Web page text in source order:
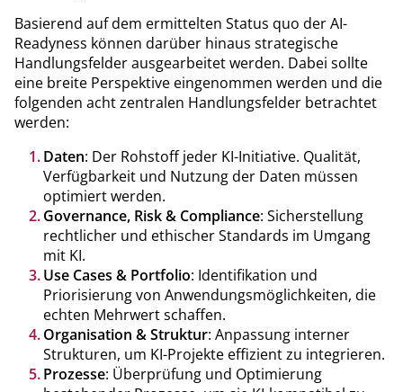
Basierend auf dem ermittelten Status quo der AI-​​
Readyness können darüber hinaus strategische
Handlungsfelder ausgearbeitet werden. Dabei sollte
eine breite Perspektive eingenommen werden und die
folgenden acht zentralen Handlungsfelder betrachtet
werden:
Daten: Der Rohstoff jeder KI-Initiative. Qualität,
Verfügbarkeit und Nutzung der Daten müssen
optimiert werden.
Governance, Risk & Compliance: Sicherstellung
rechtlicher und ethischer Standards im Umgang
mit KI.
Use Cases & Portfolio: Identifikation und
Priorisierung von Anwendungsmöglichkeiten, die
echten Mehrwert schaffen.
Organisation & Struktur: Anpassung interner
Strukturen, um KI-Projekte effizient zu integrieren.
Prozesse: Überprüfung und Optimierung